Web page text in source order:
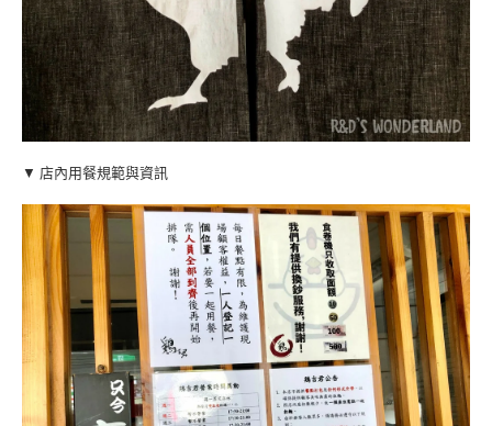
▼ 店內用餐規範與資訊